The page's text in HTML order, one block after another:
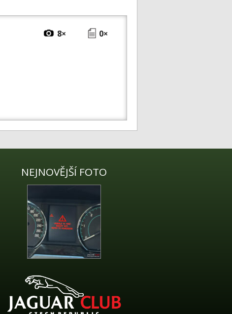
8× 0×
NEJNOVĚJŠÍ FOTO